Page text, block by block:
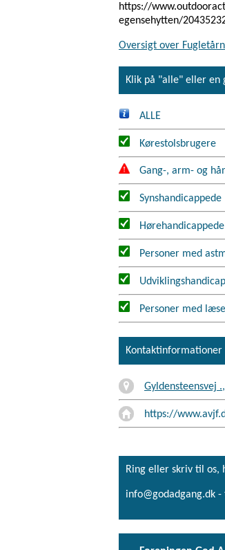
https://
egensehytten/
Oversigt over
Klik på "alle" eller
ALLE
Kørestolsbrugere
Gang-, arm- og
Synshandicappede
Hørehandicappede
Personer med
Personer med
Kontaktinformationer
Gyldensteensvej
https://
Ring eller skriv til os,
info@godadgang.dk